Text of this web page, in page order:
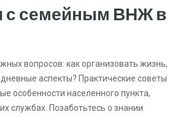
с семейным ВНЖ в
вопросов: как организовать жизнь,
аспекты? Практические советы
особенности населенного пункта,
службах. Позаботьтесь о знании